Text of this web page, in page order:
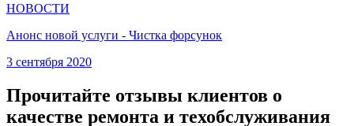
НОВОСТИ
Анонс новой услуги - Чистка форсунок
3 сентября 2020
Прочитайте отзывы клиентов о
качестве ремонта и техобслуживания